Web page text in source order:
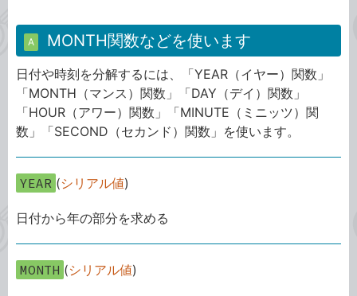
A MONTH関数などを使います
日付や時刻を分解するには、「YEAR（イヤー）関数」
「MONTH（マンス）関数」「DAY（デイ）関数」
「HOUR（アワー）関数」「MINUTE（ミニッツ）関
数」「SECOND（セカンド）関数」を使います。
YEAR (シリアル値)
日付から年の部分を求める
MONTH (シリアル値)